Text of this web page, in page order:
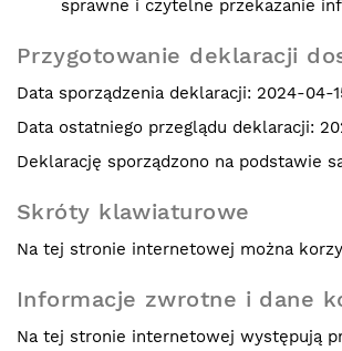
sprawne i czytelne przekazanie
Przygotowanie deklaracji
Data sporządzenia deklaracji: 2024-04-
Data ostatniego przeglądu deklaracji:
Deklarację sporządzono na podstawie
Skróty klawiaturowe
Na tej stronie internetowej można
Informacje zwrotne i dane
Na tej stronie internetowej występują